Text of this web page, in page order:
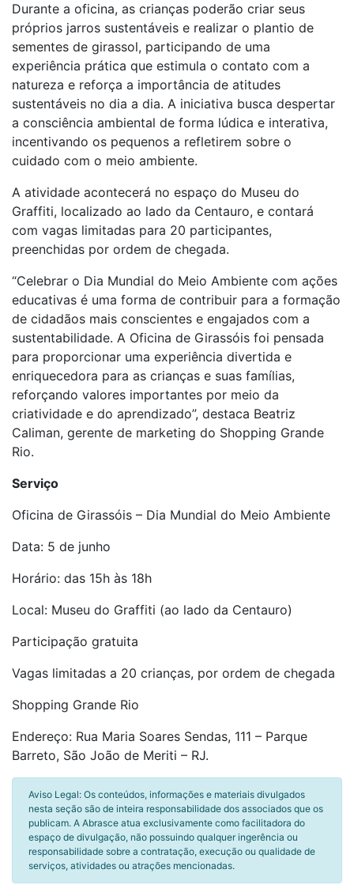
Durante a oficina, as crianças poderão criar seus
próprios jarros sustentáveis e realizar o plantio de
sementes de girassol, participando de uma
experiência prática que estimula o contato com a
natureza e reforça a importância de atitudes
sustentáveis no dia a dia. A iniciativa busca despertar
a consciência ambiental de forma lúdica e interativa,
incentivando os pequenos a refletirem sobre o
cuidado com o meio ambiente.
A atividade acontecerá no espaço do Museu do
Graffiti, localizado ao lado da Centauro, e contará
com vagas limitadas para 20 participantes,
preenchidas por ordem de chegada.
“Celebrar o Dia Mundial do Meio Ambiente com ações
educativas é uma forma de contribuir para a formação
de cidadãos mais conscientes e engajados com a
sustentabilidade. A Oficina de Girassóis foi pensada
para proporcionar uma experiência divertida e
enriquecedora para as crianças e suas famílias,
reforçando valores importantes por meio da
criatividade e do aprendizado”, destaca Beatriz
Caliman, gerente de marketing do Shopping Grande
Rio.
Serviço
Oficina de Girassóis – Dia Mundial do Meio Ambiente
Data: 5 de junho
Horário: das 15h às 18h
Local: Museu do Graffiti (ao lado da Centauro)
Participação gratuita
Vagas limitadas a 20 crianças, por ordem de chegada
Shopping Grande Rio
Endereço: Rua Maria Soares Sendas, 111 – Parque
Barreto, São João de Meriti – RJ.
Aviso Legal: Os conteúdos, informações e materiais divulgados
nesta seção são de inteira responsabilidade dos associados que os
publicam. A Abrasce atua exclusivamente como facilitadora do
espaço de divulgação, não possuindo qualquer ingerência ou
responsabilidade sobre a contratação, execução ou qualidade de
serviços, atividades ou atrações mencionadas.